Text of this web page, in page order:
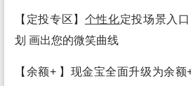
【定投专区】 个性化定投场景入
划 画出您的微笑曲线
【余额+ 】现金宝全面升级为余